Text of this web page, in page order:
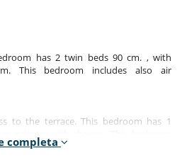
has 2 twin beds 90 cm. , with
This bedroom includes also air
to the terrace. This bedroom has 1
completa